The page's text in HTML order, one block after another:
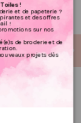
de croix : Chat
!
et de papeterie ?
et des offres
!
sur nos
de broderie et de
projets dès